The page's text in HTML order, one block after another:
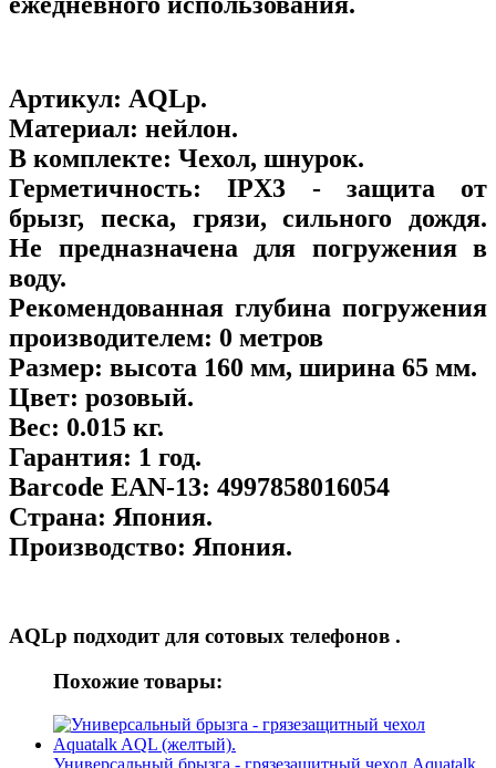
Артикул: AQLp.
Материал: нейлон.
В комплекте: Чехол, шнурок.
Герметичность: IPX3 - защита от
брызг, песка, грязи, сильного дождя.
Не предназначена для погружения в
воду.
Рекомендованная глубина погружения
производителем: 0 метров
Размер: высота 160 мм, ширина 65 мм.
Цвет: розовый.
Вес: 0.015 кг.
Гарантия: 1 год.
Barcode EAN-13: 4997858016054
Страна: Япония.
Производство: Япония.
AQLp подходит для сотовых телефонов .
Похожие товары:
Универсальный брызга - грязезащитный чехол Aquatalk